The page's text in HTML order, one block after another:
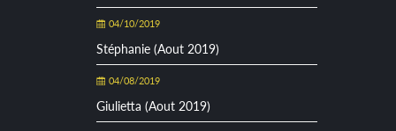
04/10/2019
Stéphanie (Aout 2019)
04/08/2019
Giulietta (Aout 2019)